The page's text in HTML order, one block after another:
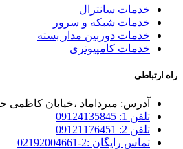
خدمات سانترال
خدمات شبکه و سرور
خدمات دوربین مدار بسته
خدمات کامپیوتری
راه ارتباطی
آدرس: میرداماد ،خیابان کاظمی
تلفن 1: 09124135845
تلفن 2: 09121176451
تماس رایگان :2-02192004661